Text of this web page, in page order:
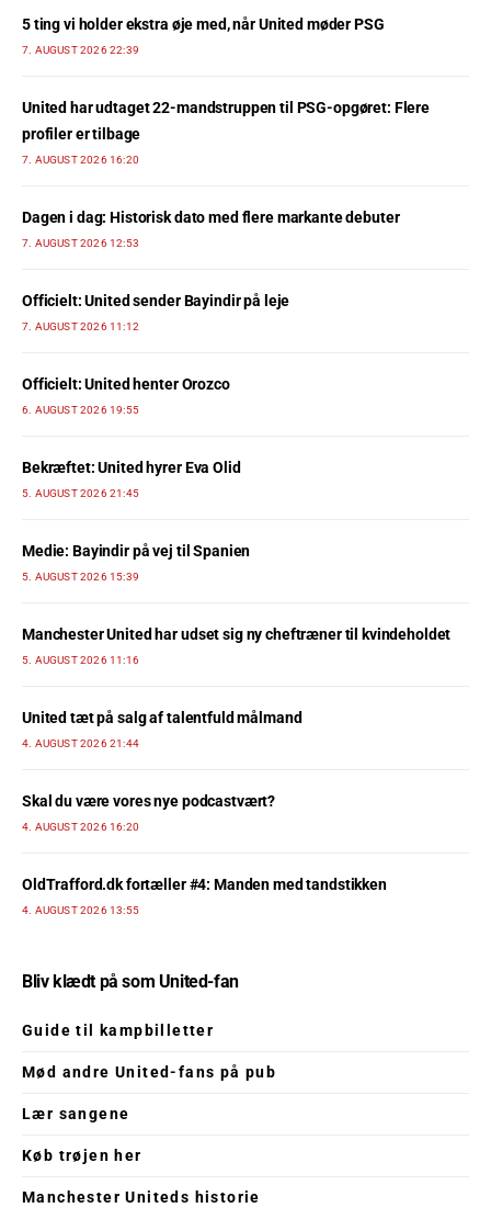
5 ting vi holder ekstra øje med, når United møder PSG
7. AUGUST 2026 22:39
United har udtaget 22-mandstruppen til PSG-opgøret: Flere
profiler er tilbage
7. AUGUST 2026 16:20
Dagen i dag: Historisk dato med flere markante debuter
7. AUGUST 2026 12:53
Officielt: United sender Bayindir på leje
7. AUGUST 2026 11:12
Officielt: United henter Orozco
6. AUGUST 2026 19:55
Bekræftet: United hyrer Eva Olid
5. AUGUST 2026 21:45
Medie: Bayindir på vej til Spanien
5. AUGUST 2026 15:39
Manchester United har udset sig ny cheftræner til kvindeholdet
5. AUGUST 2026 11:16
United tæt på salg af talentfuld målmand
4. AUGUST 2026 21:44
Skal du være vores nye podcastvært?
4. AUGUST 2026 16:20
OldTrafford.dk fortæller #4: Manden med tandstikken
4. AUGUST 2026 13:55
Bliv klædt på som United-fan
Guide til kampbilletter
Mød andre United-fans på pub
Lær sangene
Køb trøjen her
Manchester Uniteds historie